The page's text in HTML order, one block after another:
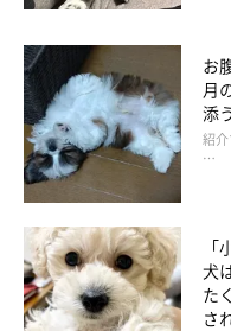
ヤマトくんファンにサービ
12歳のシニアさんです。可
お
月
添
紹
…
犬
た
さ